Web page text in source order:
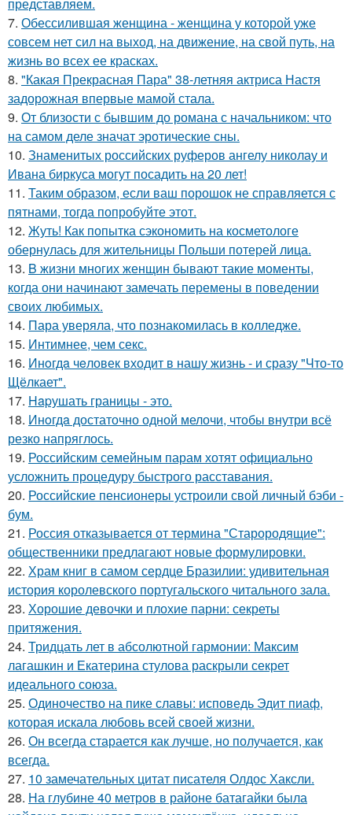
представляем.
7. Обессилившая женщина - женщина у которой уже
совсем нет сил на выход, на движение, на свой путь, на
жизнь во всех ее красках.
8. "Какая Прекрасная Пара" 38-летняя актриса Настя
задорожная впервые мамой стала.
9. От близости с бывшим до романа с начальником: что
на самом деле значат эротические сны.
10. Знаменитых российских руферов ангелу николау и
Ивана биркуса могут посадить на 20 лет!
11. Таким образом, если ваш порошок не справляется с
пятнами, тогда попробуйте этот.
12. Жуть! Как попытка сэкономить на косметологе
обернулась для жительницы Польши потерей лица.
13. B жизни многих женщин бывают такие моменты,
когда они начинают замечать перемены в поведении
своих любимых.
14. Пара уверяла, что познакомилась в колледже.
15. Интимнее, чем секс.
16. Инoгдa чeловек входит в нашу жизнь - и сразу "Что-то
Щёлкает".
17. Hapушать границы - это.
18. Инoгдa достаточно одной мелочи, чтобы внутри всё
резко напряглось.
19. Российским семейным парам хотят официально
усложнить процедуру быстрого расставания.
20. Российские пенсионеры устроили свой личный бэби -
бум.
21. Россия отказывается от термина "Старородящие":
общественники предлагают новые формулировки.
22. Храм книг в самом сердце Бразилии: удивительная
история королевского португальского читального зала.
23. Хорошие девочки и плохие парни: секреты
притяжения.
24. Тридцать лет в абсолютной гармонии: Максим
лагашкин и Екатерина стулова раскрыли секрет
идеального союза.
25. Одиночество на пике славы: исповедь Эдит пиаф,
которая искала любовь всей своей жизни.
26. Он всегда старается как лучше, но получается, как
всегда.
27. 10 замечательных цитат писателя Олдос Хаксли.
28. На глубине 40 метров в районе батагайки была